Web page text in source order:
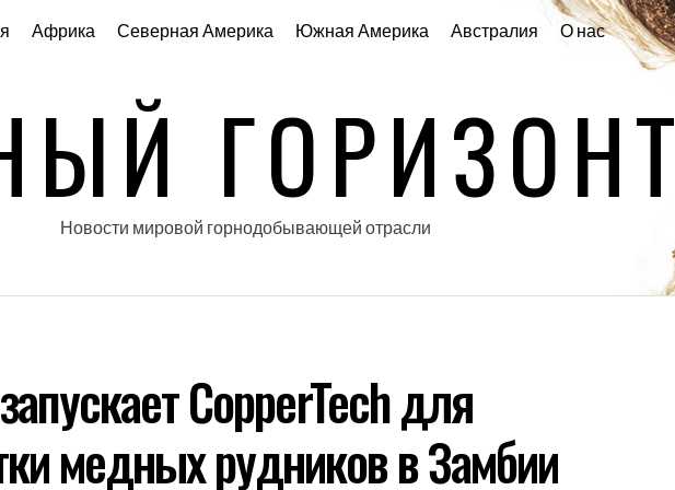
Африка Северная Америка Южная Америка Австралия О нас
ГОРИЗОНТ
Новости мировой горнодобывающей отрасли
CopperTech для
медных рудников в Замбии